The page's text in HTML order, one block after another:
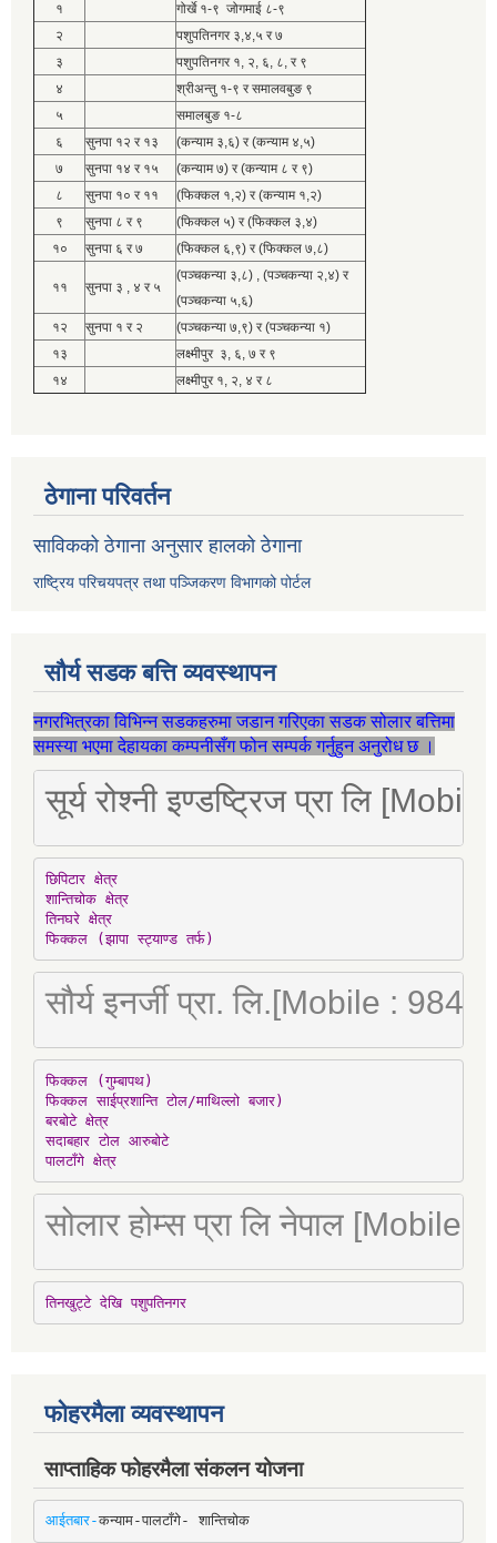
१
गोर्खे १-९ जोगमाई ८-९
२
पशुपतिनगर ३,४,५ र ७
३
पशुपतिनगर १, २, ६, ८, र ९
४
श्रीअन्तु १-९ र समालवबुङ ९
५
समालबुङ १-८
६
सुनपा १२ र १३
(कन्याम ३,६) र (कन्याम ४,५)
७
सुनपा १४ र १५
(कन्याम ७) र (कन्याम ८ र ९)
८
सुनपा १० र ११
(फिक्कल १,२) र (कन्याम १,२)
९
सुनपा ८ र ९
(फिक्कल ५) र (फिक्कल ३,४)
१०
सुनपा ६ र ७ (फिक्कल ६,९) र (फिक्कल ७,८)
११ सुनपा ३ , ४ र ५
(पञ्चकन्या ३,८) , (पञ्चकन्या २,४) र
(पञ्चकन्या ५,६)
१२
सुनपा १ र २
(पञ्चकन्या ७,९) र (पञ्चकन्या १)
१३
लक्ष्मीपुर ३, ६, ७ र ९
१४
लक्ष्मीपुर १, २, ४ र ८
ठेगाना परिवर्तन
साविकको ठेगाना अनुसार हालको ठेगाना
राष्ट्रिय परिचयपत्र तथा पञ्जिकरण विभागको पोर्टल
सौर्य सडक बत्ति व्यवस्थापन
नगरभित्रका विभिन्न सडकहरुमा जडान गरिएका सडक सोलार बत्तिमा
समस्या भएमा देहायका कम्पनीसँग फोन सम्पर्क गर्नुहुन अनुरोध छ ।
सूर्य रोश्नी इण्डष्ट्रिज प्रा लि
छिपिटार क्षेत्र
शान्तिचोक क्षेत्र
तिनघरे क्षेत्र
फिक्कल (झापा स्ट्याण्ड तर्फ)
सौर्य इनर्जी प्रा. लि.[Mobile :
फिक्कल (गुम्बापथ)
फिक्कल साईप्रशान्ति टोल/माथिल्लो बजार)
बरबोटे क्षेत्र
सदाबहार टोल आरुबोटे
पालटाँगे क्षेत्र
सोलार होम्स प्रा लि नेपाल [Mobile
तिनखुट्टे देखि पशुपतिनगर
फोहरमैला व्यवस्थापन
साप्ताहिक फोहरमैला संकलन योजना
आईतबार-कन्याम-पालटाँगे- शान्तिचोक